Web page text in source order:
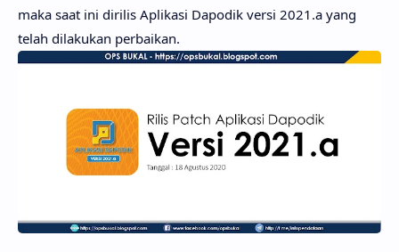
maka saat ini dirilis Aplikasi Dapodik versi 2021.a yang
telah dilakukan perbaikan.